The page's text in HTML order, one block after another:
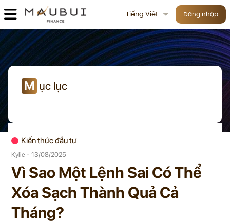
Tiếng Việt Đăng nhập
M ục lục
Kiến thức đầu tư
Kylie - 13/08/2025
Vì Sao Một Lệnh Sai Có Thể
Xóa Sạch Thành Quả Cả
Tháng?